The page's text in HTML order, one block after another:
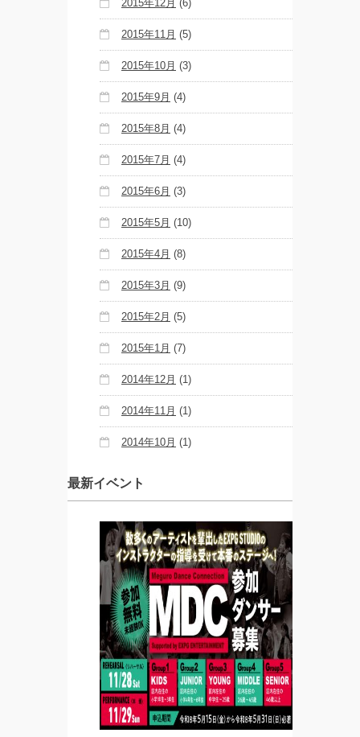
2015年12月 (6)
2015年11月 (5)
2015年10月 (3)
2015年9月 (4)
2015年8月 (4)
2015年7月 (4)
2015年6月 (3)
2015年5月 (10)
2015年4月 (8)
2015年3月 (9)
2015年2月 (5)
2015年1月 (7)
2014年12月 (1)
2014年11月 (1)
2014年10月 (1)
最新イベント